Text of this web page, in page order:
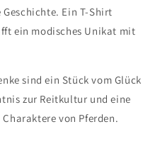
Ein T-Shirt
ein modisches Unikat mit
sind ein Stück vom Glück
zur Reitkultur und eine
von Pferden.